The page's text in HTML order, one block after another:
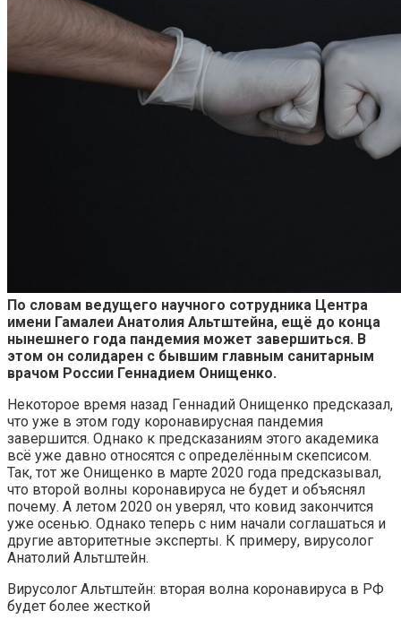
По словам ведущего научного сотрудника Центра
имени Гамалеи Анатолия Альтштейна, ещё до конца
нынешнего года пандемия может завершиться. В
этом он солидарен с бывшим главным санитарным
врачом России Геннадием Онищенко.
Некоторое время назад Геннадий Онищенко предсказал,
что уже в этом году коронавирусная пандемия
завершится. Однако к предсказаниям этого академика
всё уже давно относятся с определённым скепсисом.
Так, тот же Онищенко в марте 2020 года предсказывал,
что второй волны коронавируса не будет и объяснял
почему. А летом 2020 он уверял, что ковид закончится
уже осенью. Однако теперь с ним начали соглашаться и
другие авторитетные эксперты. К примеру, вирусолог
Анатолий Альтштейн.
Вирусолог Альтштейн: вторая волна коронавируса в РФ
будет более жесткой